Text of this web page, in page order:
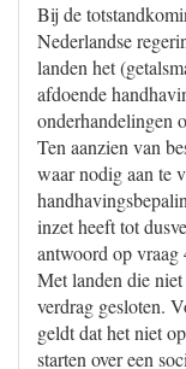
Bij de
Nederlandse
landen het
afdoende
onderhandelingen
Ten aanzien van
waar nodig aan te
inzet heeft tot
antwoord op vraag
Met landen die
verdrag gesloten.
geldt dat het niet
starten over een